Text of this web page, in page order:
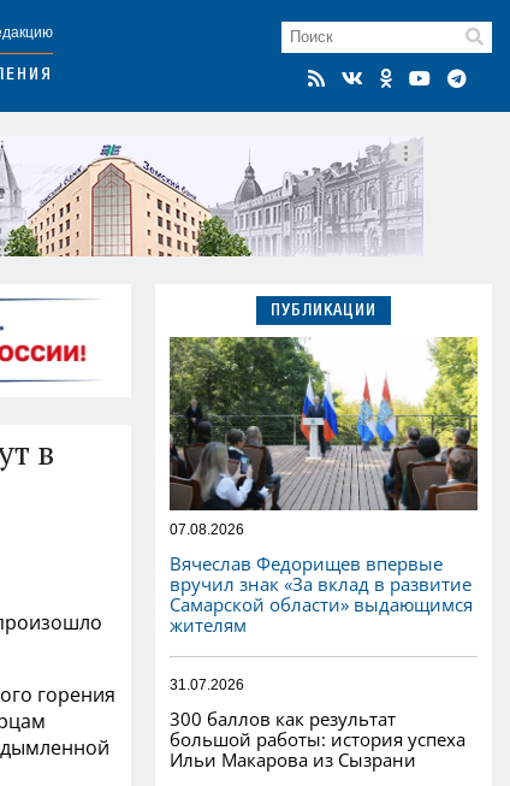
в
горения
ПУБЛИКАЦИИ
07.08.2026
Вячеслав Федорищев впервые
вручил знак «За вклад в развитие
Самарской области» выдающимся
жителям
31.07.2026
300 баллов как результат
большой работы: история успеха
Ильи Макарова из Сызрани